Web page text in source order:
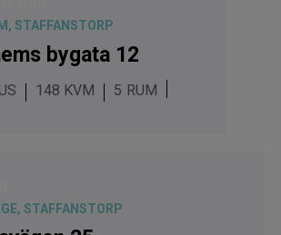
bygata 12
STAFFANSTORP
5
148 KVM
STAFFANSTORP